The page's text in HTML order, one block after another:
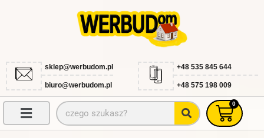
sklep@werbudom.pl
biuro@werbudom.pl
+48 535 845 644
+48 575 198 009
Szukaj 0